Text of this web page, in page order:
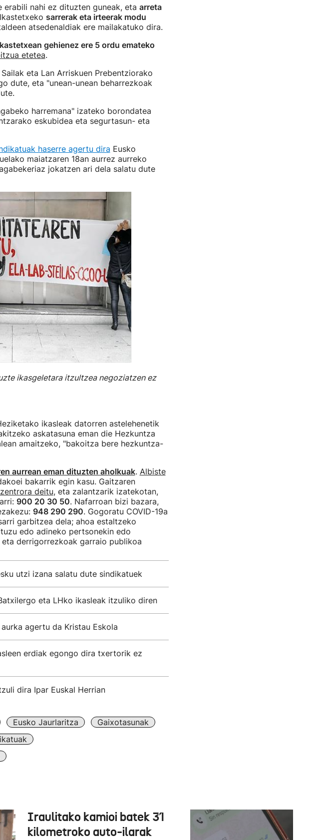
nahi ez dituzten guneak, eta arreta
sarrerak eta irteerak modu
atsedenaldiak ere mailakatuko dira.
gehienez ere 5 ordu emateko
etetea.
eta Lan Arriskuen Prebentziorako
dute, eta "unean-unean beharrezkoak
harremana" izateko borondatea
eskubidea eta segurtasun- eta
haserre agertu dira Eusko
maiatzaren 18an aurrez aurreko
jokatzen ari dela salatu dute
ikasgeletara itzultzea negoziatzen ez
ikasleak datorren astelehenetik
askatasuna eman die Hezkuntza
amaitzeko, "bakoitza bere hezkuntza-
aurrean eman dituzten aholkuak. Albiste
bakarrik egin kasu. Gaitzaren
deitu, eta zalantzarik izatekotan,
900 20 30 50. Nafarroan bizi bazara,
948 290 290. Gogoratu COVID-19a
garbitzea dela; ahoa estaltzeko
edo adineko pertsonekin edo
derrigorrezkoak garraio publikoa
utzi izana salatu dute sindikatuek
eta LHko ikasleak itzuliko diren
agertu da Kristau Eskola
erdiak egongo dira txertorik ez
dira Ipar Euskal Herrian
Eusko Jaurlaritza
Gaixotasunak
Iraulitako kamioi batek 31
kilometroko auto-ilarak